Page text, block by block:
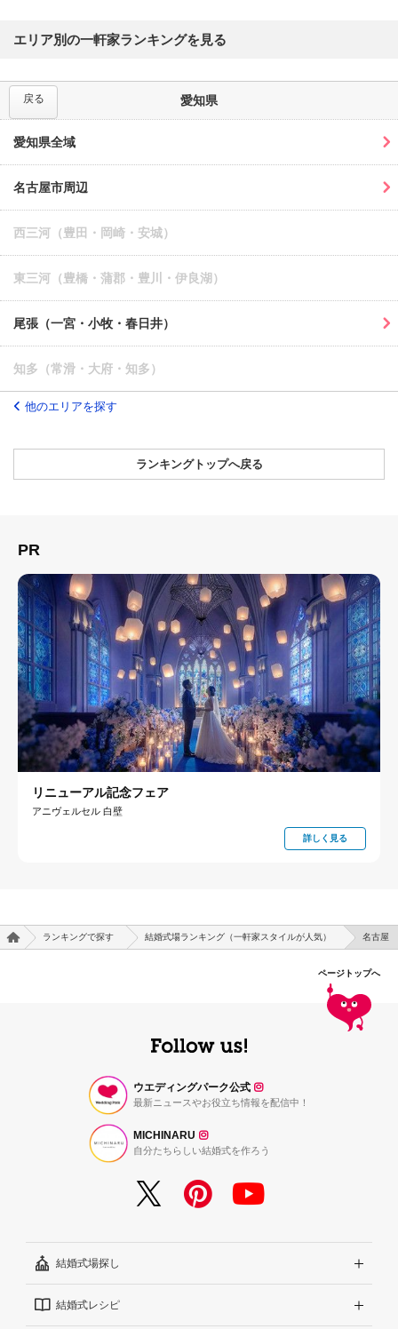
エリア別の一軒家ランキングを見る
愛知県
戻る
愛知県全域
名古屋市周辺
西三河（豊田・岡崎・安城）
東三河（豊橋・蒲郡・豊川・伊良湖）
尾張（一宮・小牧・春日井）
知多（常滑・大府・知多）
他のエリアを探す
ランキングトップへ戻る
PR
リニューアル記念フェア
アニヴェルセル 白壁
詳しく見る
ランキングで探す 結婚式場ランキング（一軒家スタイルが人気） 名古屋
ページトップへ
ウエディングパーク公式
最新ニュースやお役立ち情報を配信中！
MICHINARU
自分たちらしい結婚式を作ろう
結婚式場探し
エリアから探す
結婚式レシピ